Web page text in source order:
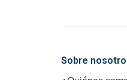
Sobre